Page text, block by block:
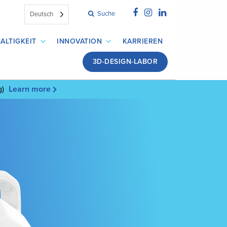
Suche
INNOVATION KARRIEREN
3D-DESIGN-LABOR
Deutsch
Learn more